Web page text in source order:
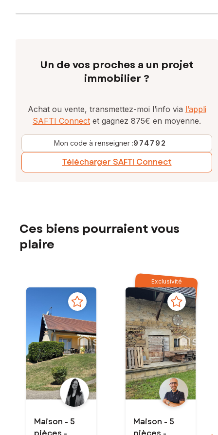
Un de vos proches a un projet
immobilier ?
Achat ou vente, transmettez-moi l’info via l’appli
SAFTI Connect et gagnez 875€ en moyenne.
Mon code à renseigner :974792
Télécharger SAFTI Connect
Ces biens pourraient vous
plaire
Maison - 5
Exclusivité
Maison - 5